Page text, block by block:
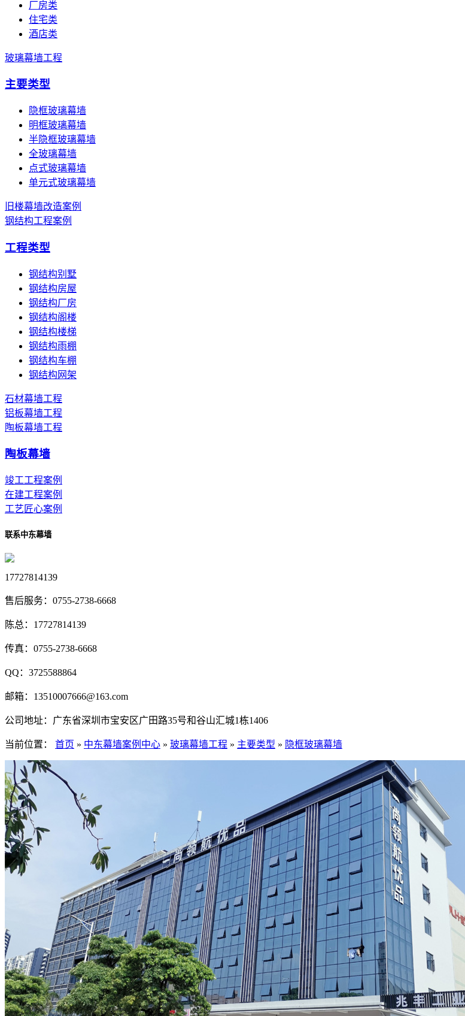
厂房类
住宅类
酒店类
玻璃幕墙工程
主要类型
隐框玻璃幕墙
明框玻璃幕墙
半隐框玻璃幕墙
全玻璃幕墙
点式玻璃幕墙
单元式玻璃幕墙
旧楼幕墙改造案例
钢结构工程案例
工程类型
钢结构别墅
钢结构房屋
钢结构厂房
钢结构阁楼
钢结构楼梯
钢结构雨棚
钢结构车棚
钢结构网架
石材幕墙工程
铝板幕墙工程
陶板幕墙工程
陶板幕墙
竣工工程案例
在建工程案例
工艺匠心案例
联系中东幕墙
17727814139
售后服务： 0755-2738-6668
陈总： 17727814139
传真： 0755-2738-6668
QQ： 3725588864
邮箱： 13510007666@163.com
公司地址： 广东省深圳市宝安区广田路35号和谷山汇城1栋1406
当前位置： 首页 » 中东幕墙案例中心 » 玻璃幕墙工程 » 主要类型 » 隐框玻璃幕墙